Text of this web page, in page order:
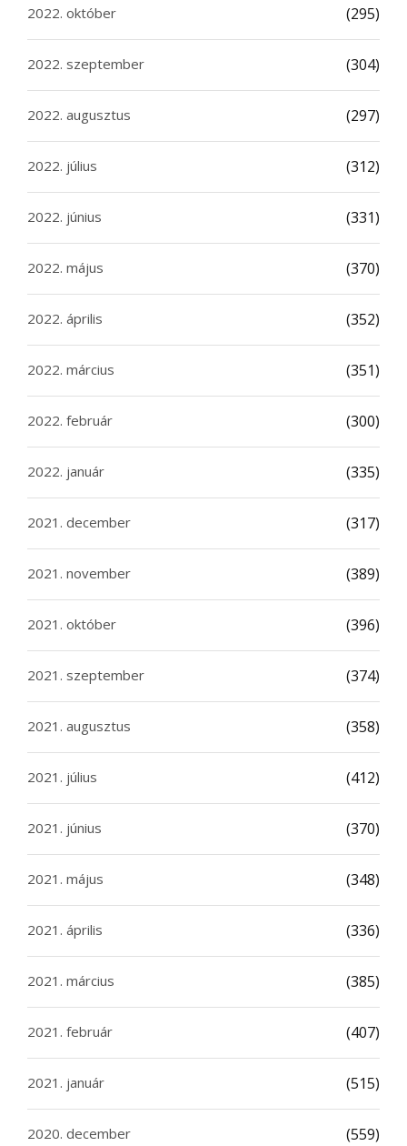
2022. október (295)
2022. szeptember (304)
2022. augusztus (297)
2022. július (312)
2022. június (331)
2022. május (370)
2022. április (352)
2022. március (351)
2022. február (300)
2022. január (335)
2021. december (317)
2021. november (389)
2021. október (396)
2021. szeptember (374)
2021. augusztus (358)
2021. július (412)
2021. június (370)
2021. május (348)
2021. április (336)
2021. március (385)
2021. február (407)
2021. január (515)
2020. december (559)